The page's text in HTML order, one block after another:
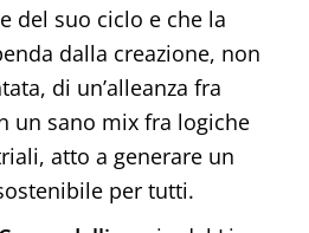
del suo ciclo e che la
dalla creazione, non
di un’alleanza fra
un sano mix fra logiche
atto a generare un
per tutti.